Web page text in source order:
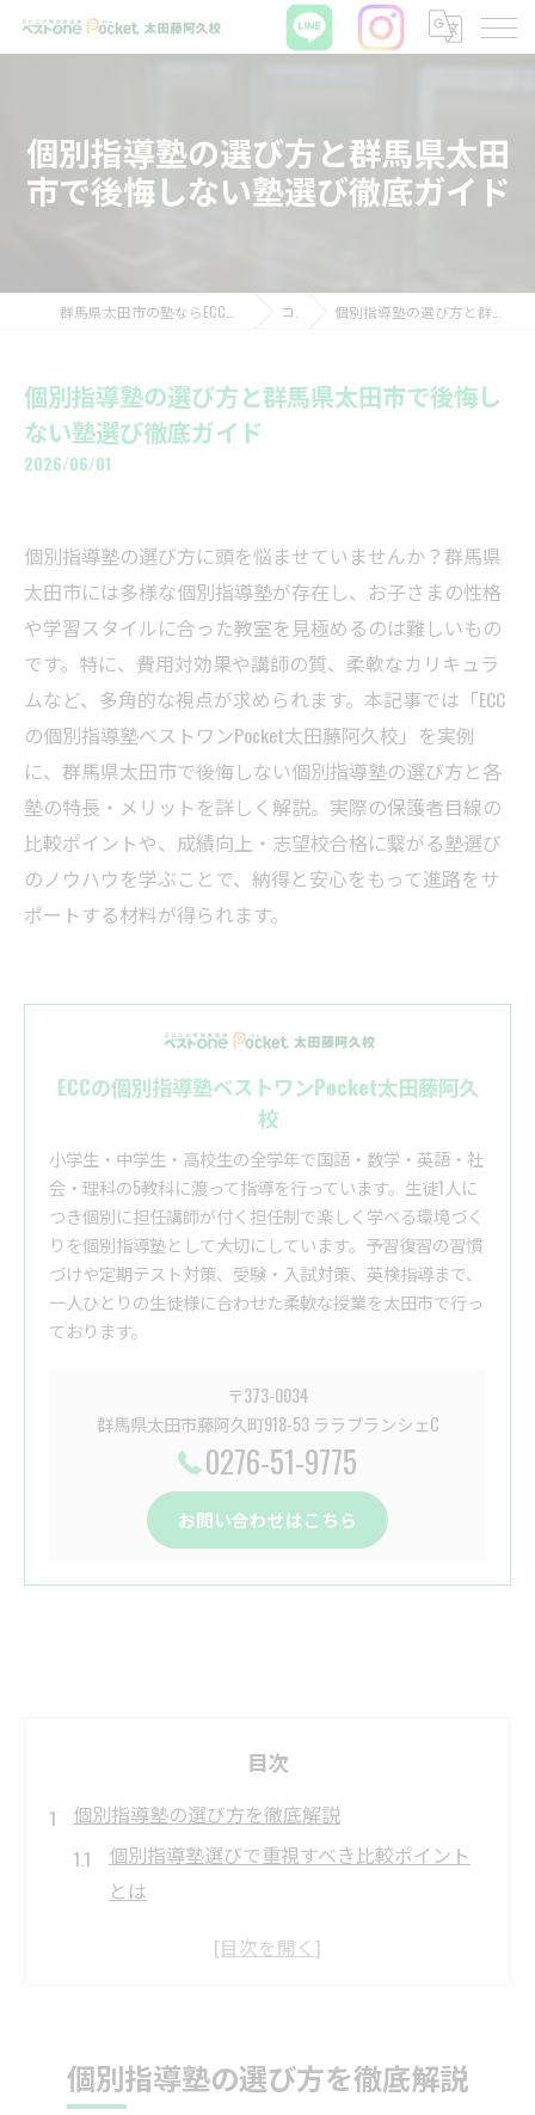
個別指導塾の選び方と群馬県太田
市で後悔しない塾選び徹底ガイド
コラム 個別指導塾の選び方と群馬県太田市で後悔しない塾選び徹底ガイド
個別指導塾の選び方と群馬県太田市で後悔し
ない塾選び徹底ガイド
2026/06/01
個別指導塾の選び方に頭を悩ませていませんか？群馬県
太田市には多様な個別指導塾が存在し、お子さまの性格
や学習スタイルに合った教室を見極めるのは難しいもの
です。特に、費用対効果や講師の質、柔軟なカリキュラ
ムなど、多角的な視点が求められます。本記事では「ECC
の個別指導塾ベストワンPocket太田藤阿久校」を実例
に、群馬県太田市で後悔しない個別指導塾の選び方と各
塾の特長・メリットを詳しく解説。実際の保護者目線の
比較ポイントや、成績向上・志望校合格に繋がる塾選び
のノウハウを学ぶことで、納得と安心をもって進路をサ
ポートする材料が得られます。
ECCの個別指導塾ベストワンPocket太田藤阿久
校
小学生・中学生・高校生の全学年で国語・数学・英語・社
会・理科の5教科に渡って指導を行っています。生徒1人に
つき個別に担任講師が付く担任制で楽しく学べる環境づく
りを個別指導塾として大切にしています。予習復習の習慣
づけや定期テスト対策、受験・入試対策、英検指導まで、
一人ひとりの生徒様に合わせた柔軟な授業を太田市で行っ
ております。
〒373-0034
群馬県太田市藤阿久町918-53 ララブランシェC
0276-51-9775
お問い合わせはこちら
目次
個別指導塾の選び方を徹底解説
個別指導塾選びで重視すべき比較ポイント
とは
方
個別指導塾の選び方を徹底解説